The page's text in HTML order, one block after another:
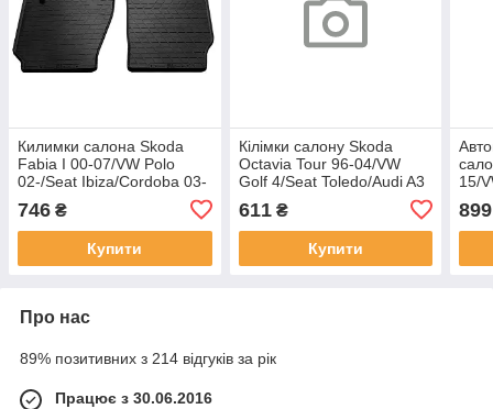
Килимки салона Skoda
Fabia I 00-07/VW Polo
02-/Seat Ibiza/Cordoba 03-
746 ₴
Купити
Кілімки салону Skoda
Octavia Tour 96-04/VW
Golf 4/Seat Toledo/Audi A3
611₴
Купити
15/
899
Про нас
89% позитивних з 214 відгуків за рік
Працює з 30.06.2016